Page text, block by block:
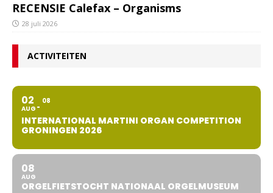
RECENSIE Calefax – Organisms
28 juli 2026
ACTIVITEITEN
02
AUG
08
INTERNATIONAL MARTINI ORGAN COMPETITION
GRONINGEN 2026
08
AUG
ORGELFIETSTOCHT NATIONAAL ORGELMUSEUM